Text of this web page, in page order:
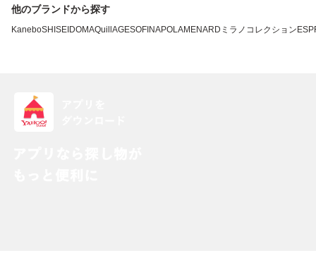
他のブランドから探す
KaneboSHISEIDOMAQuillAGESOFINAPOLAMENARD ミラノコレクション